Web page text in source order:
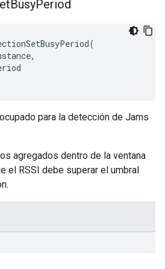
BusyPeriod
(
,
para la detección de Jams
agregados dentro de la ventana
el RSSI debe superar el umbral